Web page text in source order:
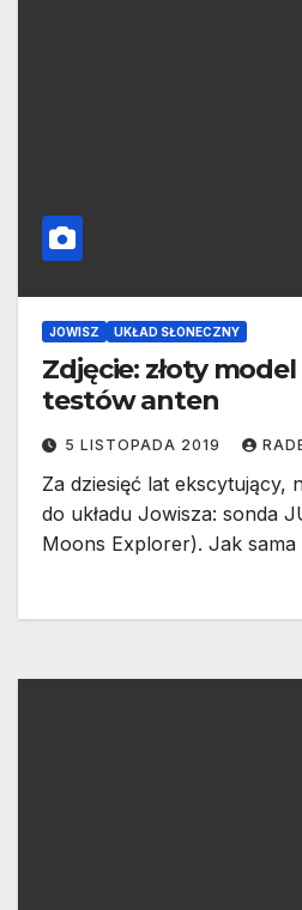
JOWISZ UKŁAD SŁONECZNY
Zdjęcie: złoty
testów anten
5 LISTOPADA 2019
Za dziesięć lat ekscytujący,
do układu Jowisza: sonda
Moons Explorer). Jak